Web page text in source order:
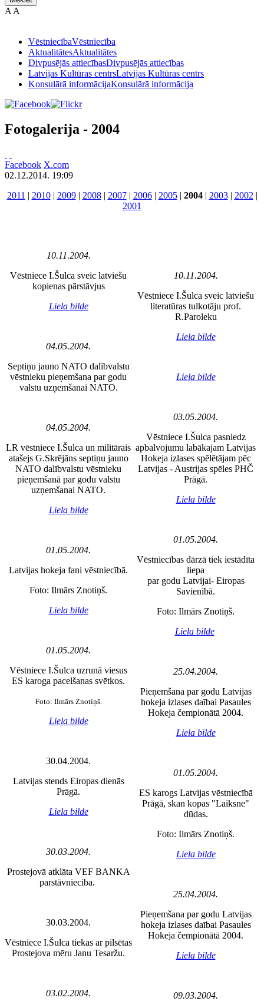
A A
VēstniecībaVēstniecība
AktualitātesAktualitātes
Divpusējās attiecībasDivpusējās attiecības
Latvijas Kultūras centrsLatvijas Kultūras centrs
Konsulārā informācijaKonsulārā informācija
Fotogalerija - 2004
Facebook X.com
02.12.2014. 19:09
2011 | 2010| 2009| 2008| 2007| 2006| 2005| 2004 | 2003| 2002 |
2001
10.11.2004.
Vēstniece I.Šulca sveic latviešu
kopienas pārstāvjus
Liela bilde
04.05.2004.
Septiņu jauno NATO dalībvalstu
vēstnieku pieņemšana par godu
valstu uzņemšanai NATO.
04.05.2004.
LR vēstniece I.Šulca un militārais
atašejs G.Skrējāns septiņu jauno
NATO dalībvalstu vēstnieku
pieņemšanā par godu valstu
uzņemšanai NATO.
Liela bilde
01.05.2004.
Latvijas hokeja fani vēstniecībā.
Foto: Ilmārs Znotiņš.
Liela bilde
01.05.2004.
Vēstniece I.Šulca uzrunā viesus
ES karoga pacelšanas svētkos.
Foto: Ilmārs Znotiņš.
Liela bilde
30.04.2004.
Latvijas stends Eiropas dienās
Prāgā.
Liela bilde
30.03.2004.
Prostejovā atklāta VEF BANKA
parstāvnieciba.
30.03.2004.
Vēstniece I.Šulca tiekas ar pilsētas
Prostejova mēru Janu Tesaržu.
03.02.2004.
10.11.2004.
Vēstniece I.Šulca sveic latviešu
literatūras tulkotāju prof.
R.Paroleku
Liela bilde
Liela bilde
03.05.2004.
Vēstniece I.Šulca pasniedz
apbalvojumu labākajam Latvijas
Hokeja izlases spēlētājam pēc
Latvijas - Austrijas spēles PHČ
Prāgā.
Liela bilde
01.05.2004.
Vēstniecības dārzā tiek iestādīta
liepa
par godu Latvijai- Eiropas
Savienībā.
Foto: Ilmārs Znotiņš.
Liela bilde
25.04.2004.
Pieņemšana par godu Latvijas
hokeja izlases daībai Pasaules
Hokeja čempionātā 2004.
Liela bilde
01.05.2004.
ES karogs Latvijas vēstniecībā
Prāgā, skan kopas "Laiksne"
dūdas.
Foto: Ilmārs Znotiņš.
Liela bilde
25.04.2004.
Pieņemšana par godu Latvijas
hokeja izlases daībai Pasaules
Hokeja čempionātā 2004.
Liela bilde
09.03.2004.